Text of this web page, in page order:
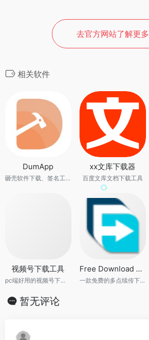
去官方网站了解更多
相关软件
DumApp
砸壳软件下载、签名工具
xx文库下载器
百度文库文档下载工具
视频号下载工具
pc端好用的视频号下载工具
Free Download Manager
一款免费的多点续传下载及管理的软件
暂无评论